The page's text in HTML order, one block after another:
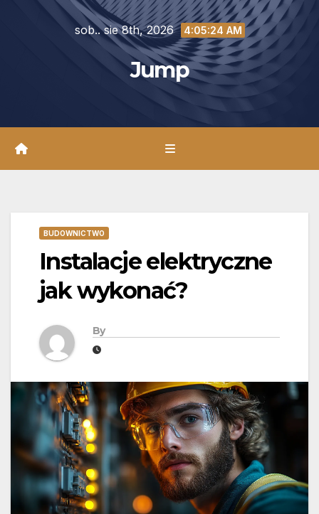
sob.. sie 8th, 2026 4:05:25 AM
Jump
BUDOWNICTWO
Instalacje elektryczne
jak wykonać?
By